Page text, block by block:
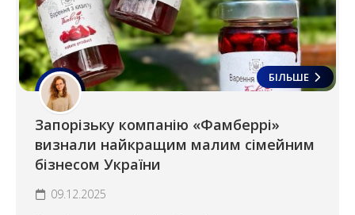
БІЛЬШЕ
Запорізьку компанію «Фамберрі»
визнали найкращим малим сімейним
бізнесом України
09.12.2025